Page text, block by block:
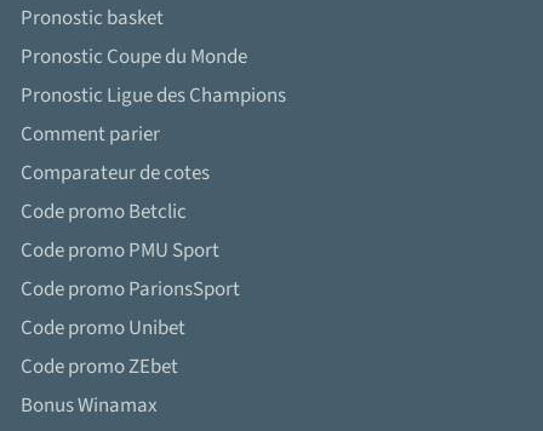
Pronostic basket
Pronostic Coupe du Monde
Pronostic Ligue des Champions
Comment parier
Comparateur de cotes
Code promo Betclic
Code promo PMU Sport
Code promo ParionsSport
Code promo Unibet
Code promo ZEbet
Bonus Winamax